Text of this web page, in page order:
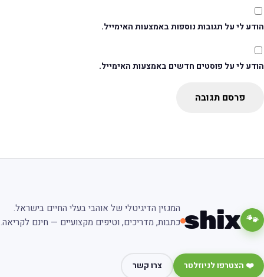
לי על תגובות נוספות באמצעות האימייל.
לי על פוסטים חדשים באמצעות האימייל.
פרסם תגובה
🐾
shix
המגזין הדיגיטלי של אוהבי בעלי החיים בישראל.
כתבות, מדריכים, וטיפים מקצועיים — חינם לקריאה.
❤️ הצטרפו לניוזלטר צרו קשר